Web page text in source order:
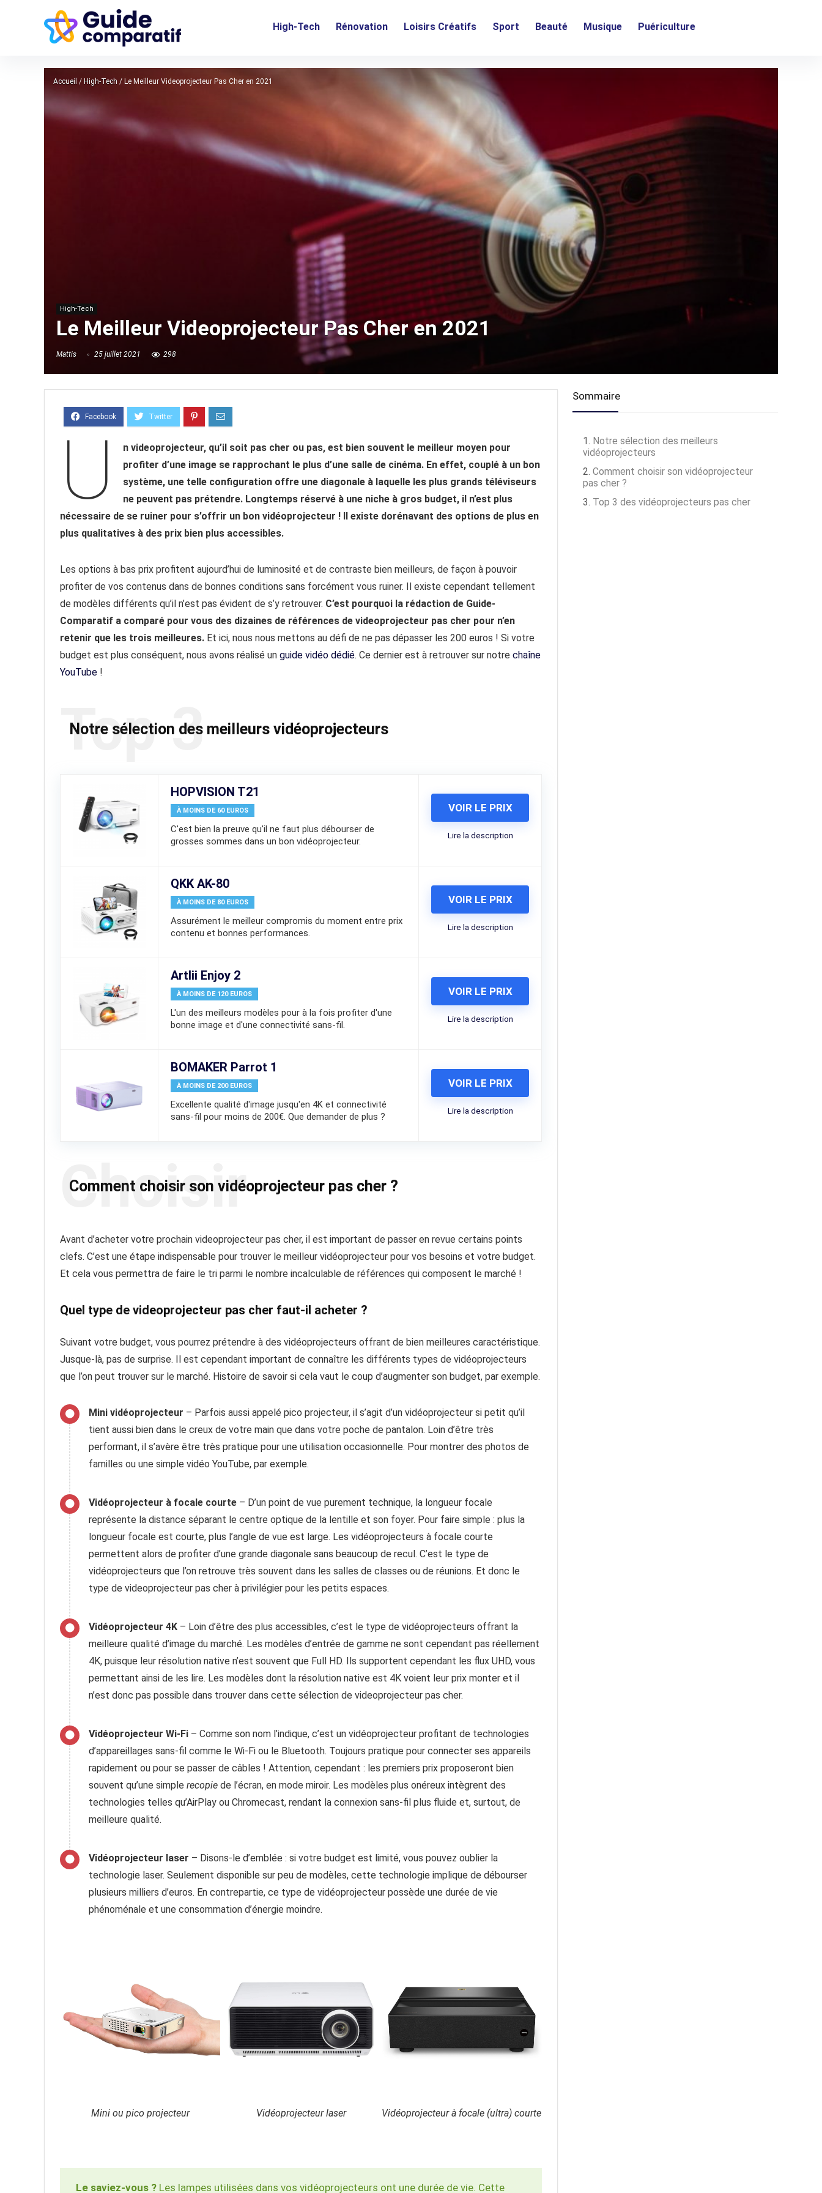
High-Tech Rénovation Loisirs Créatifs Sport Beauté Musique Puériculture
Accueil / High-Tech / Le Meilleur Videoprojecteur Pas Cher en 2021
High-Tech
Le Meilleur Videoprojecteur Pas Cher en 2021
Mattis 25 juillet 2021 298
U
n videoprojecteur, qu’il soit pas cher ou pas, est bien souvent le meilleur moyen pour
profiter d’une image se rapprochant le plus d’une salle de cinéma. En effet, couplé à un bon
système, une telle configuration offre une diagonale à laquelle les plus grands téléviseurs
ne peuvent pas prétendre. Longtemps réservé à une niche à gros budget, il n’est plus
nécessaire de se ruiner pour s’offrir un bon vidéoprojecteur ! Il existe dorénavant des options de plus en
plus qualitatives à des prix bien plus accessibles.
Les options à bas prix profitent aujourd’hui de luminosité et de contraste bien meilleurs, de façon à pouvoir
profiter de vos contenus dans de bonnes conditions sans forcément vous ruiner. Il existe cependant tellement
de modèles différents qu’il n’est pas évident de s’y retrouver. C’est pourquoi la rédaction de Guide-
Comparatif a comparé pour vous des dizaines de références de videoprojecteur pas cher pour n’en
retenir que les trois meilleures. Et ici, nous nous mettons au défi de ne pas dépasser les 200 euros ! Si votre
budget est plus conséquent, nous avons réalisé un guide vidéo dédié. Ce dernier est à retrouver sur notre chaîne
YouTube !
Top 3
Notre sélection des meilleurs vidéoprojecteurs
HOPVISION T21
À MOINS DE 60 EUROS
C'est bien la preuve qu'il ne faut plus débourser de
grosses sommes dans un bon vidéoprojecteur.
VOIR LE PRIX
Lire la description
QKK AK-80
À MOINS DE 80 EUROS
Assurément le meilleur compromis du moment entre prix
contenu et bonnes performances.
VOIR LE PRIX
Lire la description
Artlii Enjoy 2
À MOINS DE 120 EUROS
L'un des meilleurs modèles pour à la fois profiter d'une
bonne image et d'une connectivité sans-fil.
VOIR LE PRIX
Lire la description
BOMAKER Parrot 1
À MOINS DE 200 EUROS
Excellente qualité d'image jusqu'en 4K et connectivité
sans-fil pour moins de 200€. Que demander de plus ?
VOIR LE PRIX
Lire la description
Choisir
Comment choisir son vidéoprojecteur pas cher ?
Avant d’acheter votre prochain videoprojecteur pas cher, il est important de passer en revue certains points
clefs. C’est une étape indispensable pour trouver le meilleur vidéoprojecteur pour vos besoins et votre budget.
Et cela vous permettra de faire le tri parmi le nombre incalculable de références qui composent le marché !
Quel type de videoprojecteur pas cher faut-il acheter ?
Suivant votre budget, vous pourrez prétendre à des vidéoprojecteurs offrant de bien meilleures caractéristique.
Jusque-là, pas de surprise. Il est cependant important de connaître les différents types de vidéoprojecteurs
que l’on peut trouver sur le marché. Histoire de savoir si cela vaut le coup d’augmenter son budget, par exemple.
Mini vidéoprojecteur – Parfois aussi appelé pico projecteur, il s’agit d’un vidéoprojecteur si petit qu’il
tient aussi bien dans le creux de votre main que dans votre poche de pantalon. Loin d’être très
performant, il s’avère être très pratique pour une utilisation occasionnelle. Pour montrer des photos de
familles ou une simple vidéo YouTube, par exemple.
Vidéoprojecteur à focale courte – D’un point de vue purement technique, la longueur focale
représente la distance séparant le centre optique de la lentille et son foyer. Pour faire simple : plus la
longueur focale est courte, plus l’angle de vue est large. Les vidéoprojecteurs à focale courte
permettent alors de profiter d’une grande diagonale sans beaucoup de recul. C’est le type de
vidéoprojecteurs que l’on retrouve très souvent dans les salles de classes ou de réunions. Et donc le
type de videoprojecteur pas cher à privilégier pour les petits espaces.
Vidéoprojecteur 4K – Loin d’être des plus accessibles, c’est le type de vidéoprojecteurs offrant la
meilleure qualité d’image du marché. Les modèles d’entrée de gamme ne sont cependant pas réellement
4K, puisque leur résolution native n’est souvent que Full HD. Ils supportent cependant les flux UHD, vous
permettant ainsi de les lire. Les modèles dont la résolution native est 4K voient leur prix monter et il
n’est donc pas possible dans trouver dans cette sélection de videoprojecteur pas cher.
Vidéoprojecteur Wi-Fi – Comme son nom l’indique, c’est un vidéoprojecteur profitant de technologies
d’appareillages sans-fil comme le Wi-Fi ou le Bluetooth. Toujours pratique pour connecter ses appareils
rapidement ou pour se passer de câbles ! Attention, cependant : les premiers prix proposeront bien
souvent qu’une simple recopie de l’écran, en mode miroir. Les modèles plus onéreux intègrent des
technologies telles qu’AirPlay ou Chromecast, rendant la connexion sans-fil plus fluide et, surtout, de
meilleure qualité.
Vidéoprojecteur laser – Disons-le d’emblée : si votre budget est limité, vous pouvez oublier la
technologie laser. Seulement disponible sur peu de modèles, cette technologie implique de débourser
plusieurs milliers d’euros. En contrepartie, ce type de vidéoprojecteur possède une durée de vie
phénoménale et une consommation d’énergie moindre.
Mini ou pico projecteur Vidéoprojecteur laser Vidéoprojecteur à focale (ultra) courte
Le saviez-vous ? Les lampes utilisées dans vos vidéoprojecteurs ont une durée de vie. Cette
Sommaire
Notre sélection des meilleurs
vidéoprojecteurs
Comment choisir son vidéoprojecteur
pas cher ?
Top 3 des vidéoprojecteurs pas cher